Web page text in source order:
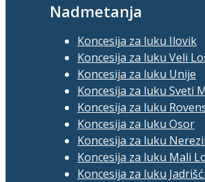
Nadmetanja
Koncesija za luku Ilovik
Koncesija za luku Veli
Koncesija za luku Unije
Koncesija za luku Sveti
Koncesija za luku
Koncesija za luku Osor
Koncesija za luku
Koncesija za luku Mali
Koncesija za luku